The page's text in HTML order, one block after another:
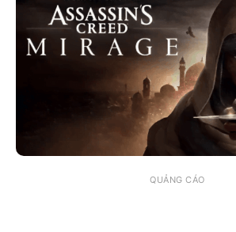
QUẢNG CÁO